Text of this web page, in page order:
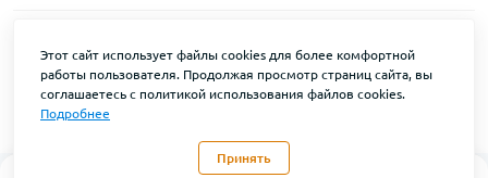
Этот сайт использует файлы cookies для более комфортной
работы пользователя. Продолжая просмотр страниц сайта, вы
соглашаетесь с политикой использования файлов cookies.
Подробнее
Принять